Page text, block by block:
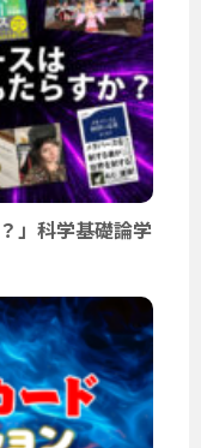
」科学基礎論学